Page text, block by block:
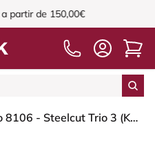
a partir de 150,00€
HÅG Capisco 8106 - Steelcut Trio 3 (Kvadrat) - Lana / Poliamida - STT796 - Blue - Moss Grey - 200 mm (seat height 46-64cm) - Hard castors for soft floors